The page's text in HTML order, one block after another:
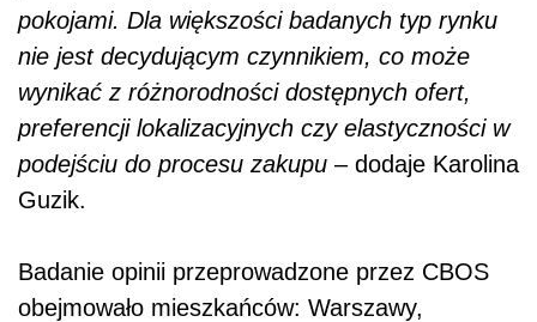
pokojami. Dla większości badanych typ rynku
nie jest decydującym czynnikiem, co może
wynikać z różnorodności dostępnych ofert,
preferencji lokalizacyjnych czy elastyczności w
podejściu do procesu zakupu – dodaje Karolina
Guzik.
Badanie opinii przeprowadzone przez CBOS
obejmowało mieszkańców: Warszawy,